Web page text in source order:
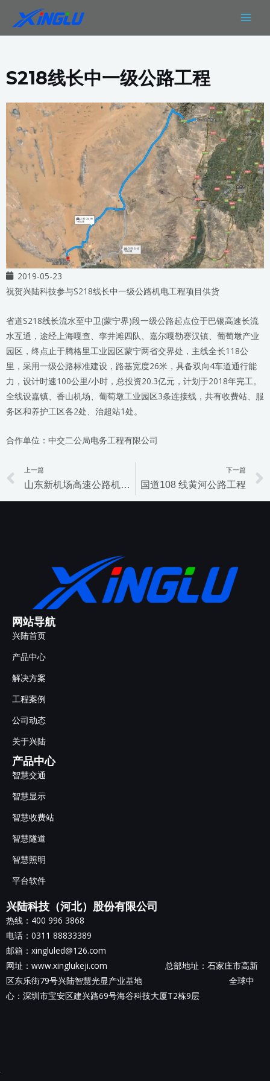
内
S218线长中一级公路工程
2019-05-23
祝贺兴陆科技参与S218线长中一级公路机电工程项目供货
省道S218线长流水至中卫(蒙宁界)段一级公路起点位于巴银高速长流
水互通，途经上海嘎查、孪井滩四队、嘉尔嘎勒赛汉镇、葡萄墩产业
园区，终点止于腾格里工业园区蒙宁两省交界处，主线全长118公
里，采用一级公路标准建设，路基宽度26米，具备双向4车道通行能
力，设计时速100公里/小时，总投资20.3亿元，计划于2018年完工。
全线设嘉镇、香山机场、葡萄墩工业园区3条连接线，共有收费站、服
务区和养护工区各2处、治超站1处。
合作单位：中交二公局电务工程有限公司
Prev
上一篇
山东新机场高速公路机电工程
下一篇
国道108 线黄河公路工程
网站导航
兴陆首页
产品中心
解决方案
工程案例
公司动态
关于兴陆
产品中心
智慧交通
智慧显示
智慧收费站
智慧隧道
智慧照明
平台软件
兴陆科技（河北）股份有限公司
热线：400 996 3868
电话：0311 88833389
邮箱：xingluled@126.com
网址：www.xinglukeji.com 总部地址： 石家庄市高新
区东乐街79号兴陆智慧光显产业基地 全球中
心：深圳市宝安区建兴路69号海谷科技大厦T2栋9层